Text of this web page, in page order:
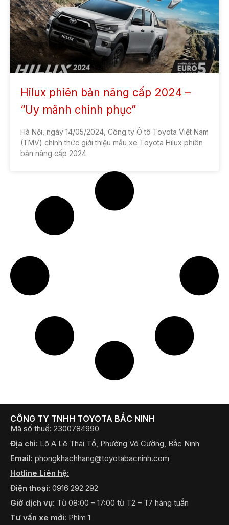
Hilux phiên bản nâng cấp 2024 –
“Uy mãnh chinh phục”
Hà Nội, ngày 14/05/2024, Công ty Ô tô Toyota Việt Nam
(TMV) chính thức giới thiệu mẫu xe Toyota Hilux phiên
bản nâng cấp 2024
CÔNG TY TNHH TOYOTA BẮC NINH
Mã số thuế: 2300784990
Địa chỉ: Lô A Lê Thái Tổ, Phường Võ Cường, Bắc Ninh
Email: phongkhachhang@toyotabacninh.com
Hotline Liên hệ:
Điện thoại: 0916 292 292
Giờ dịch vụ: Từ 08:00 – 17:00 từ T2 – T7 hàng tuần
Tư vấn xe mới: Phím 1